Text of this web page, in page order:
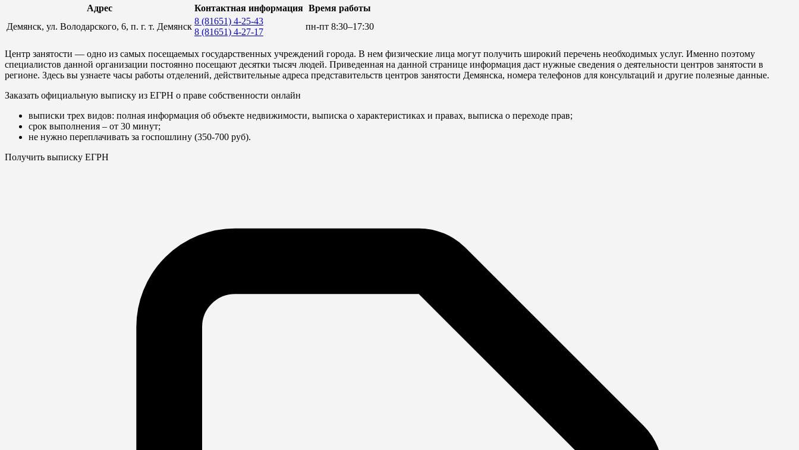
Адрес Контактная информация Время работы
Демянск, ул. Володарского, 6, п. г. т. Демянск
8 (81651) 4-25-43
8 (81651) 4-27-17
пн-пт 8:30–17:30
Центр занятости — одно из самых посещаемых государственных учреждений города. В нем физические лица могут получить широкий перечень необходимых услуг. Именно поэтому
специалистов данной организации постоянно посещают десятки тысяч людей. Приведенная на данной странице информация даст нужные сведения о деятельности центров занятости в
регионе. Здесь вы узнаете часы работы отделений, действительные адреса представительств центров занятости Демянска, номера телефонов для консультаций и другие полезные данные.
Заказать официальную выписку из ЕГРН о праве собственности онлайн
выписки трех видов: полная информация об объекте недвижимости, выписка о характеристиках и правах, выписка о переходе прав;
срок выполнения – от 30 минут;
не нужно переплачивать за госпошлину (350-700 руб).
Получить выписку ЕГРН